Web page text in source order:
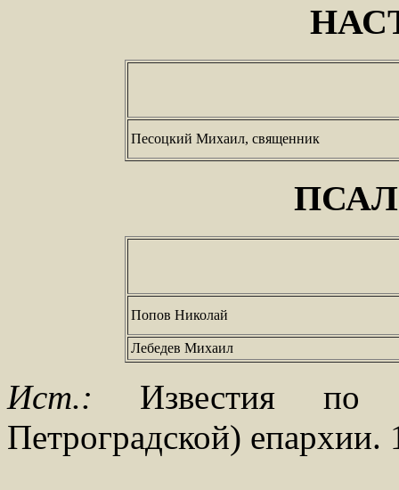
Песоцкий Михаил, священник
Попов Николай
Лебедев Михаил
Ист.: Известия по
Петроградской) епархии.